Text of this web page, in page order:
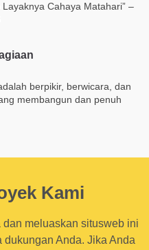
Cahaya Matahari” –
berpikir, berwicara, dan
membangun dan penuh
Kami
meluaskan situsweb ini
Anda. Jika Anda